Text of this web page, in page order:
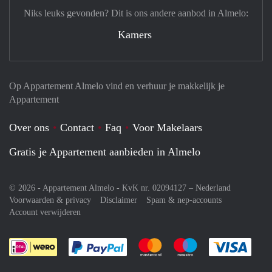
Op Appartement Almelo vind en verhuur je makkelijk je
Appartement
Over ons Contact Faq
Voor Makelaars
Gratis je Appartement aanbieden in Almelo
© 2026 - Appartement Almelo - KvK nr. 02094127 – Nederland
Voorwaarden & privacy
Disclaimer
Spam & nep-accounts
Account verwijderen
Je rekent gemakkelijk af met Paypal
Je rekent gemakkelijk af met
Je rekent
Niks leuks gevonden? Dit is ons andere aanbod in Almelo:
Kamers